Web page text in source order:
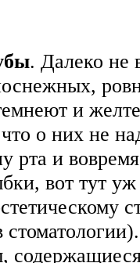
. Далеко не
и
о них не
рта и
вот тут